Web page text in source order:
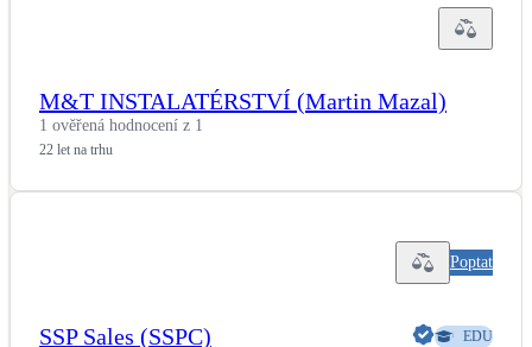
M&T INSTALATÉRSTVÍ (Martin Mazal)
1 ověřená hodnocení z 1
22 let na trhu
Poptat
SSP Sales (SSPC) EDU